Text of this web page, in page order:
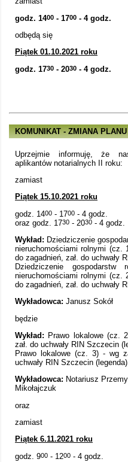
godz. 1400 - 1700 - 4 godz.
odbędą się
Piątek 01.10.2021 roku
godz. 1730 - 2030 - 4 godz.
KOMUNIKAT - ZMIANA
Uprzejmie informuję, że
aplikantów notarialnych II roku:
zamiast
Piątek 15.10.2021 roku
godz. 1400 - 1700 - 4 godz.
oraz godz. 1730 - 2030 - 4 godz.
Wykład: Dziedziczenie
nieruchomościami rolnymi (cz.
do zagadnień, zał. do uchwały
Dziedziczenie
nieruchomościami rolnymi (cz.
do zagadnień, zał. do uchwały
Wykładowca: Janusz Sokół
będzie
Wykład: Prawo lokalowe (cz.
zał. do uchwały RIN Szczecin
Prawo lokalowe (cz. 3) - wg
uchwały RIN Szczecin
Wykładowca: Notariusz
Mikołajczuk
oraz
zamiast
Piątek 6.11.2021 roku
godz. 900 - 1200 - 4 godz.